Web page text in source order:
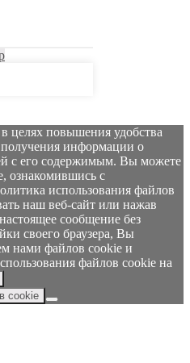
целях повышения удобства
информации о
с его содержимым. Вы можете
ознакомившись с
использования файлов
наш веб-сайт или нажав
сообщение без
своего браузера, Вы
нами файлов cookie и
файлов cookie на
cookie